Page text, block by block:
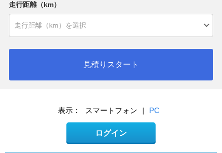
走行距離（km）
見積りスタート
表示： スマートフォン | PC
ログイン